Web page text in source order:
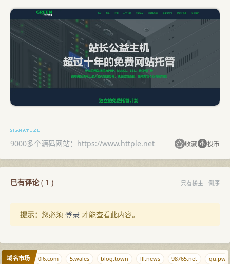
9000多个源码网站：https://www.httple.net 收藏 投币
已有评论( 1 ) 只看楼主 倒序
提示： 您必须 登录 才能查看此内容。
域名市场 0l6.com 5.wales blog.town lll.news 98765.net qu.pw